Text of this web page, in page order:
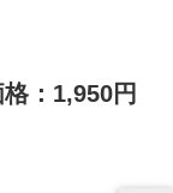
：1,950円